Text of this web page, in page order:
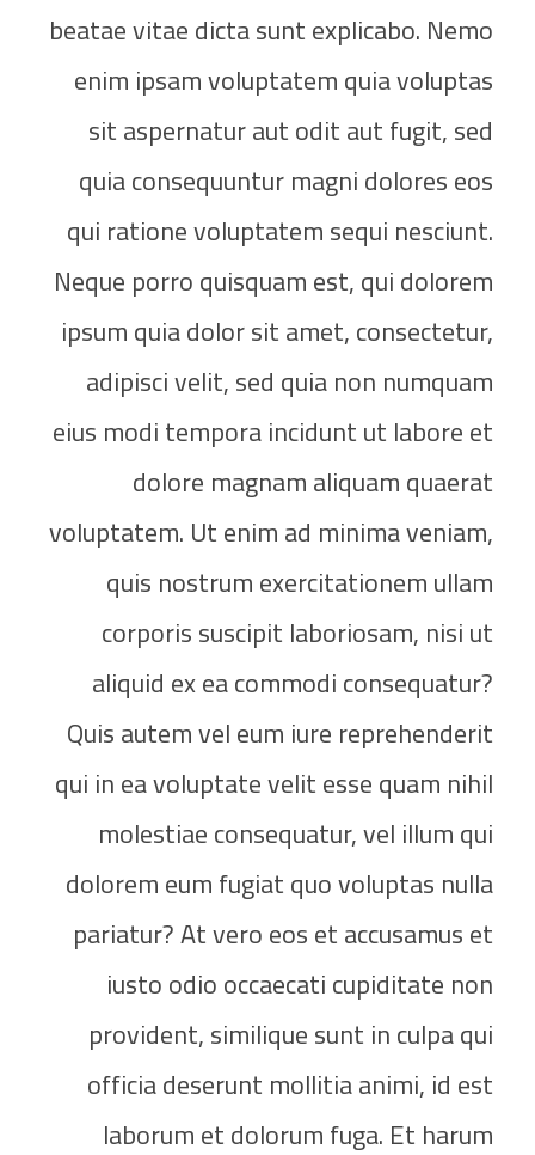
beatae vitae dicta sunt explicabo. Nemo
enim ipsam voluptatem quia voluptas
sit aspernatur aut odit aut fugit, sed
quia consequuntur magni dolores eos
qui ratione voluptatem sequi nesciunt.
Neque porro quisquam est, qui dolorem
ipsum quia dolor sit amet, consectetur,
adipisci velit, sed quia non numquam
eius modi tempora incidunt ut labore et
dolore magnam aliquam quaerat
voluptatem. Ut enim ad minima veniam,
quis nostrum exercitationem ullam
corporis suscipit laboriosam, nisi ut
aliquid ex ea commodi consequatur?
Quis autem vel eum iure reprehenderit
qui in ea voluptate velit esse quam nihil
molestiae consequatur, vel illum qui
dolorem eum fugiat quo voluptas nulla
pariatur? At vero eos et accusamus et
iusto odio occaecati cupiditate non
provident, similique sunt in culpa qui
officia deserunt mollitia animi, id est
laborum et dolorum fuga. Et harum